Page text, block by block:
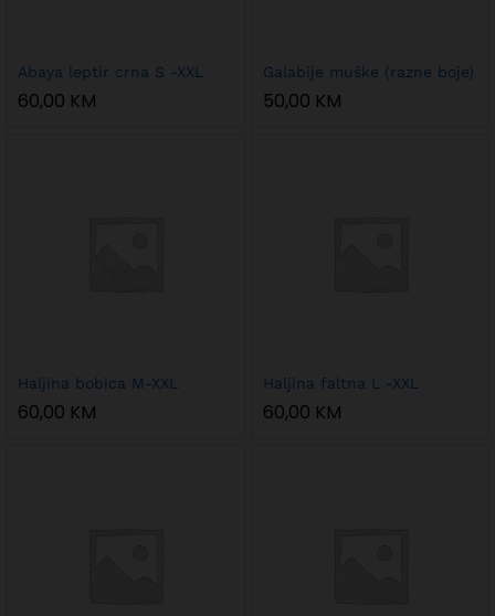
Abaya leptir crna S -XXL
60,00 KM
Galabije muške (razne boje)
50,00 KM
Haljina bobica M-XXL
60,00 KM
Haljina faltna L -XXL
60,00 KM